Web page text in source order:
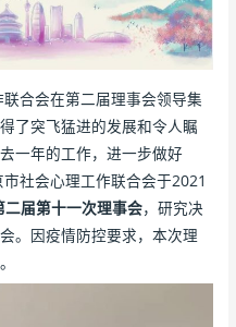
合会在第二届理事会领导集
了突飞猛进的发展和令人瞩
一年的工作，进一步做好
社会心理工作联合会于2021
二届第十一次理事会，研究决
。因疫情防控要求，本次理